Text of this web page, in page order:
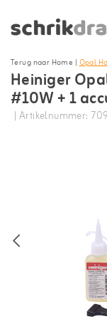
Terug naar Home |Opal
Heiniger
#10W + 1
| Artikelnummer: